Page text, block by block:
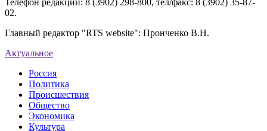
Телефон редакции: 8 (3902) 298-800, тел/факс: 8 (3902) 35-87-
02.
Главный редактор "RTS website": Пронченко В.Н.
Актуальное
Россия
Политика
Происшествия
Общество
Экономика
Культура